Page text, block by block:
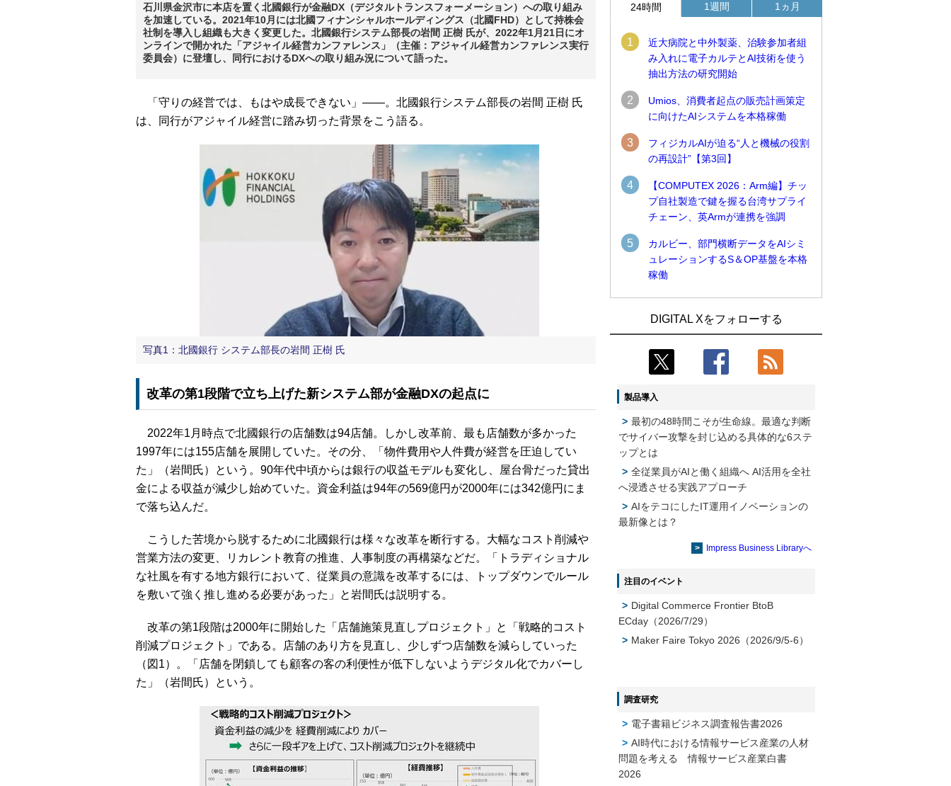
石川県金沢市に本店を置く北國銀行が金融DX（デジタルトランスフォーメーション）への取り組み
を加速している。2021年10月には北國フィナンシャルホールディングス（北國FHD）として持株会
社制を導入し組織も大きく変更した。北國銀行システム部長の岩間 正樹 氏が、2022年1月21日にオ
ンラインで開かれた「アジャイル経営カンファレンス」（主催：アジャイル経営カンファレンス実行
委員会）に登壇し、同行におけるDXへの取り組み況について語った。
「守りの経営では、もはや成長できない」――。北國銀行システム部長の岩間 正樹 氏
は、同行がアジャイル経営に踏み切った背景をこう語る。
写真1：北國銀行 システム部長の岩間 正樹 氏
改革の第1段階で立ち上げた新システム部が金融DXの起点に
2022年1月時点で北國銀行の店舗数は94店舗。しかし改革前、最も店舗数が多かった
1997年には155店舗を展開していた。その分、「物件費用や人件費が経営を圧迫してい
た」（岩間氏）という。90年代中頃からは銀行の収益モデルも変化し、屋台骨だった貸出
金による収益が減少し始めていた。資金利益は94年の569億円が2000年には342億円にま
で落ち込んだ。
こうした苦境から脱するために北國銀行は様々な改革を断行する。大幅なコスト削減や
営業方法の変更、リカレント教育の推進、人事制度の再構築などだ。「トラディショナル
な社風を有する地方銀行において、従業員の意識を改革するには、トップダウンでルール
を敷いて強く推し進める必要があった」と岩間氏は説明する。
改革の第1段階は2000年に開始した「店舗施策見直しプロジェクト」と「戦略的コスト
削減プロジェクト」である。店舗のあり方を見直し、少しずつ店舗数を減らしていった
（図1）。「店舗を閉鎖しても顧客の客の利便性が低下しないようデジタル化でカバーし
た」（岩間氏）という。
24時間
1
近大病院と中外製薬、治験参加者組
み入れに電子カルテとAI技術を使う
抽出方法の研究開始
2
Umios、消費者起点の販売計画策定
に向けたAIシステムを本格稼働
3
フィジカルAIが迫る“人と機械の役割
の再設計”【第3回】
4
【COMPUTEX 2026：Arm編】チッ
プ自社製造で鍵を握る台湾サプライ
チェーン、英Armが連携を強調
5
カルビー、部門横断データをAIシミ
ュレーションするS＆OP基盤を本格
稼働
1週間
けたAIシステムを本格稼働
製造業の現場の暗黙知を組織横断で活用
するためのナレッジ管理基盤、LIGHTzが
3
歩行ロボット利用を検証
4
近大病院と中外製薬、治験参加者組み入
れに電子カルテとAI技術を使う抽出方法
の研究開始
【COMPUTEX 2026：Arm編】チップ自
社製造で鍵を握る台湾サプライチェー
1ヵ月
仮想化技術を使う統合基盤を本格稼働
鹿島建設、鋼管柱へのコンクリート充填
時の異常を検出するAIを遠隔監視システ
3
めているのか【第25回】
4
製造業の現場の暗黙知を組織横断で活用
するためのナレッジ管理基盤、LIGHTzが
提供
Umios、消費者起点の販売計画策定に向
けたAIシステムを本格稼働
DIGITAL Xをフォローする
製品導入
最初の48時間こそが生命線。最適な判断
でサイバー攻撃を封じ込める具体的な6ステ
ップとは
全従業員がAIと働く組織へ AI活用を全社
へ浸透させる実践アプローチ
AIをテコにしたIT運用イノベーションの
最新像とは？
Impress Business Libraryへ
注目のイベント
Digital Commerce Frontier BtoB
ECday（2026/7/29）
Maker Faire Tokyo 2026（2026/9/5-6）
調査研究
電子書籍ビジネス調査報告書2026
AI時代における情報サービス産業の⼈材
問題を考える 情報サービス産業⽩書
2026